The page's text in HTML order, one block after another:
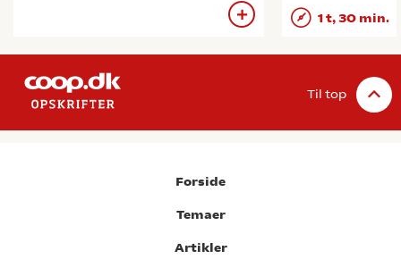
1 t, 30 min.
Til top
Forside
Temaer
Artikler